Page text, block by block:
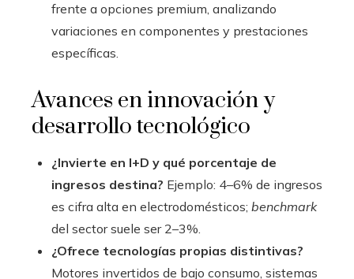
frente a opciones premium, analizando
variaciones en componentes y prestaciones
específicas.
Avances en innovación y
desarrollo tecnológico
¿Invierte en I+D y qué porcentaje de
ingresos destina? Ejemplo: 4–6% de ingresos
es cifra alta en electrodomésticos; benchmark
del sector suele ser 2–3%.
¿Ofrece tecnologías propias distintivas?
Motores invertidos de bajo consumo, sistemas